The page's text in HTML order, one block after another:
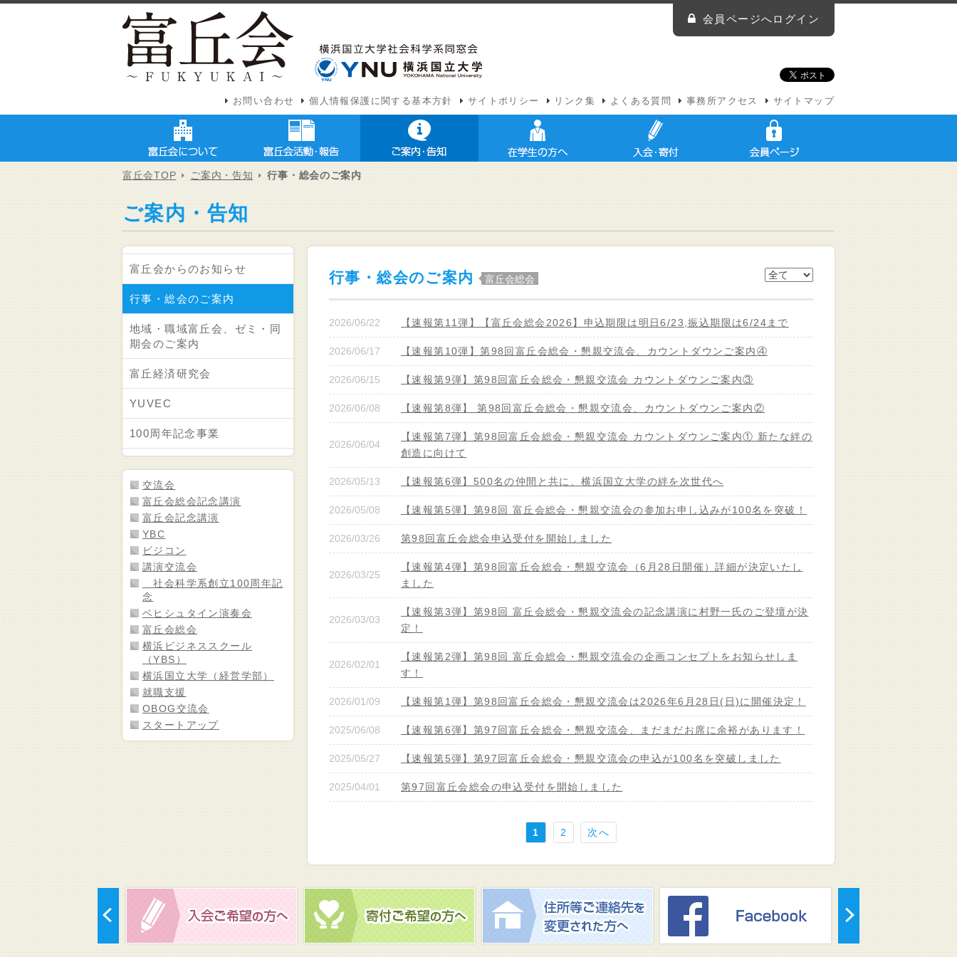
会員ページへログイン
お問い合わせ 個人情報保護に関する基本方針 サイトポリシー リンク集 よくある質問 事務所アクセス サイトマップ
富丘会TOP ご案内・告知 行事・総会のご案内
ご案内・告知
富丘会からのお知らせ
行事・総会のご案内
地域・職域富丘会、ゼミ・同
期会のご案内
富丘経済研究会
YUVEC
100周年記念事業
交流会
富丘会総会記念講演
富丘会記念講演
YBC
ビジコン
講演交流会
社会科学系創立100周年記
念
ベヒシュタイン演奏会
富丘会総会
横浜ビジネススクール
（YBS）
横浜国立大学（経営学部）
就職支援
OBOG交流会
スタートアップ
行事・総会のご案内 富丘会総会
2026/06/22 【速報第11弾】【富丘会総会2026】申込期限は明日6/23,振込期限は6/24まで
2026/06/17 【速報第10弾】第98回富丘会総会・懇親交流会、カウントダウンご案内④
2026/06/15 【速報第9弾】第98回富丘会総会・懇親交流会 カウントダウンご案内③
2026/06/08 【速報第8弾】 第98回富丘会総会・懇親交流会、カウントダウンご案内②
2026/06/04
【速報第7弾】第98回富丘会総会・懇親交流会 カウントダウンご案内① 新たな絆の
創造に向けて
2026/05/13 【速報第6弾】500名の仲間と共に、横浜国立大学の絆を次世代へ
2026/05/08 【速報第5弾】第98回 富丘会総会・懇親交流会の参加お申し込みが100名を突破！
2026/03/26 第98回富丘会総会申込受付を開始しました
2026/03/25
【速報第4弾】第98回富丘会総会・懇親交流会（6月28日開催）詳細が決定いたし
ました
2026/03/03
【速報第3弾】第98回 富丘会総会・懇親交流会の記念講演に村野一氏のご登壇が決
定！
2026/02/01
【速報第2弾】第98回 富丘会総会・懇親交流会の企画コンセプトをお知らせしま
す！
2026/01/09 【速報第1弾】第98回富丘会総会・懇親交流会は2026年6月28日(日)に開催決定！
2025/06/08 【速報第6弾】第97回富丘会総会・懇親交流会、まだまだお席に余裕があります！
2025/05/27 【速報第5弾】第97回富丘会総会・懇親交流会の申込が100名を突破しました
2025/04/01 第97回富丘会総会の申込受付を開始しました
1 2 次へ